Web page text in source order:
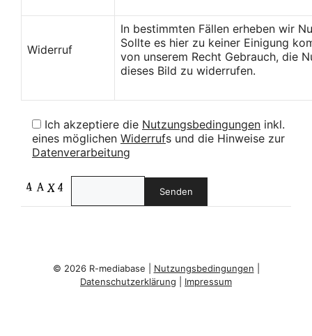
Widerruf
In bestimmten Fällen erheben wir
Sollte es hier zu keiner Einigung
von unserem Recht Gebrauch, die
dieses Bild zu widerrufen.
Ich akzeptiere die Nutzungsbedingungen inkl.
eines möglichen Widerrufs und die Hinweise zur
Datenverarbeitung
© 2026 R-mediabase | Nutzungsbedingungen
Datenschutzerklärung
Impressum